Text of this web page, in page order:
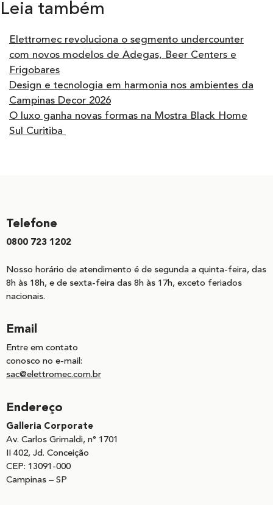
Leia também
Elettromec revoluciona o segmento undercounter
com novos modelos de Adegas, Beer Centers e
Frigobares
Design e tecnologia em harmonia nos ambientes da
Campinas Decor 2026
O luxo ganha novas formas na Mostra Black Home
Sul Curitiba
Telefone
0800 723 1202
Nosso horário de atendimento é de segunda a quinta-feira, das
8h às 18h, e de sexta-feira das 8h às 17h, exceto feriados
nacionais.
Email
Entre em contato
conosco no e-mail:
sac@elettromec.com.br
Endereço
Galleria Corporate
Av. Carlos Grimaldi, n° 1701
II 402, Jd. Conceição
CEP: 13091-000
Campinas – SP